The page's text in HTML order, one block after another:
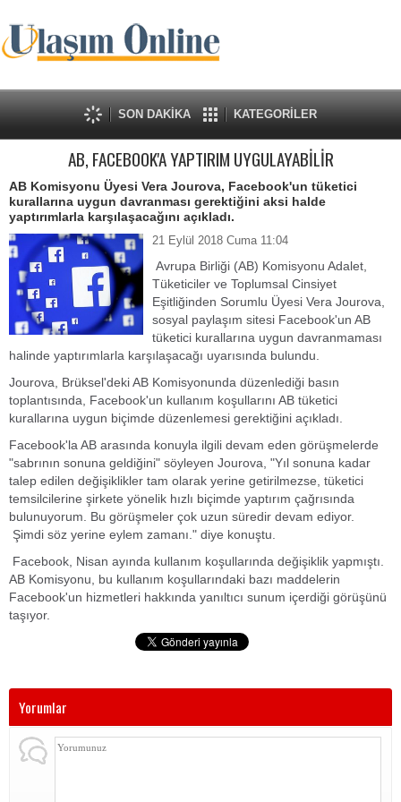
SON DAKİKA KATEGORİLER
AB, FACEBOOK'A YAPTIRIM UYGULAYABİLİR
AB Komisyonu Üyesi Vera Jourova, Facebook'un tüketici
kurallarına uygun davranması gerektiğini aksi halde
yaptırımlarla karşılaşacağını açıkladı.
21 Eylül 2018 Cuma 11:04
Avrupa Birliği (AB) Komisyonu Adalet,
Tüketiciler ve Toplumsal Cinsiyet
Eşitliğinden Sorumlu Üyesi Vera Jourova,
sosyal paylaşım sitesi Facebook'un AB
tüketici kurallarına uygun davranmaması
halinde yaptırımlarla karşılaşacağı uyarısında bulundu.
Jourova, Brüksel'deki AB Komisyonunda düzenlediği basın
toplantısında, Facebook'un kullanım koşullarını AB tüketici
kurallarına uygun biçimde düzenlemesi gerektiğini açıkladı.
Facebook'la AB arasında konuyla ilgili devam eden görüşmelerde
"sabrının sonuna geldiğini" söyleyen Jourova, "Yıl sonuna kadar
talep edilen değişiklikler tam olarak yerine getirilmezse, tüketici
temsilcilerine şirkete yönelik hızlı biçimde yaptırım çağrısında
bulunuyorum. Bu görüşmeler çok uzun süredir devam ediyor.
Şimdi söz yerine eylem zamanı." diye konuştu.
Facebook, Nisan ayında kullanım koşullarında değişiklik yapmıştı.
AB Komisyonu, bu kullanım koşullarındaki bazı maddelerin
Facebook'un hizmetleri hakkında yanıltıcı sunum içerdiği görüşünü
taşıyor.
Yorumlar